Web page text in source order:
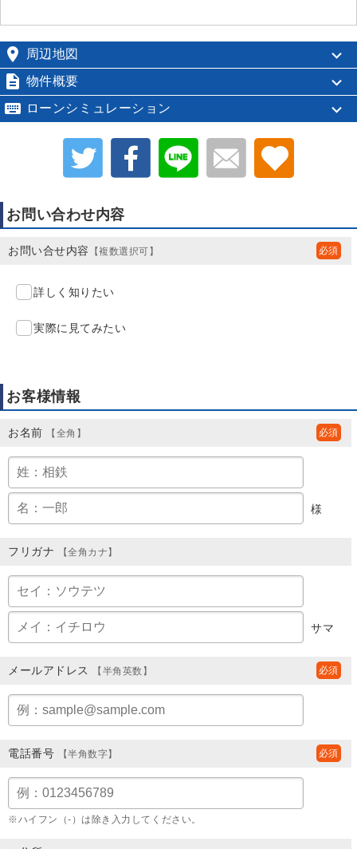
 周辺地図
 物件概要
 ローンシミュレーション
お問い合わせ内容
お問い合せ内容 【複数選択可】
詳しく知りたい
実際に見てみたい
お客様情報
お名前 【全角】
様
フリガナ 【全角カナ】
サマ
メールアドレス 【半角英数】
電話番号 【半角数字】
※ハイフン（-）は除き入力してください。